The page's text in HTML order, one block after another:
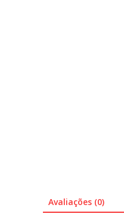
Avaliações (0)